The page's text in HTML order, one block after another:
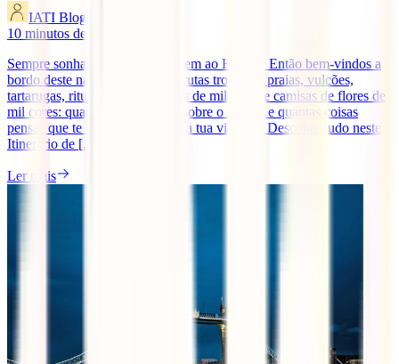
IATI Blog
10 minutos de leitura
Sempre sonhaste com uma viagem ao Hawai? Então bem-vindos a
bordo deste navio ao paraíso. Frutas tropicais, praias, vulcões,
tartarugas, rituais, história, flores de mil cores e camisas de flores de
mil cores: quantas coisas sabes sobre o Hawai e quantas coisas
pensas que te vão surpreender na tua viagem? Descobre tudo neste
Itinerário de [...]
Ler mais